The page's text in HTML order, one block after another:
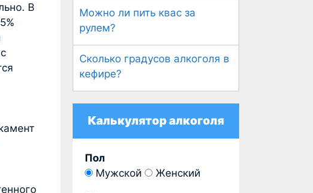
В
Можно ли пить квас за
рулем?
Сколько градусов алкоголя в
кефире?
Калькулятор алкоголя
Пол
Мужской
Женский